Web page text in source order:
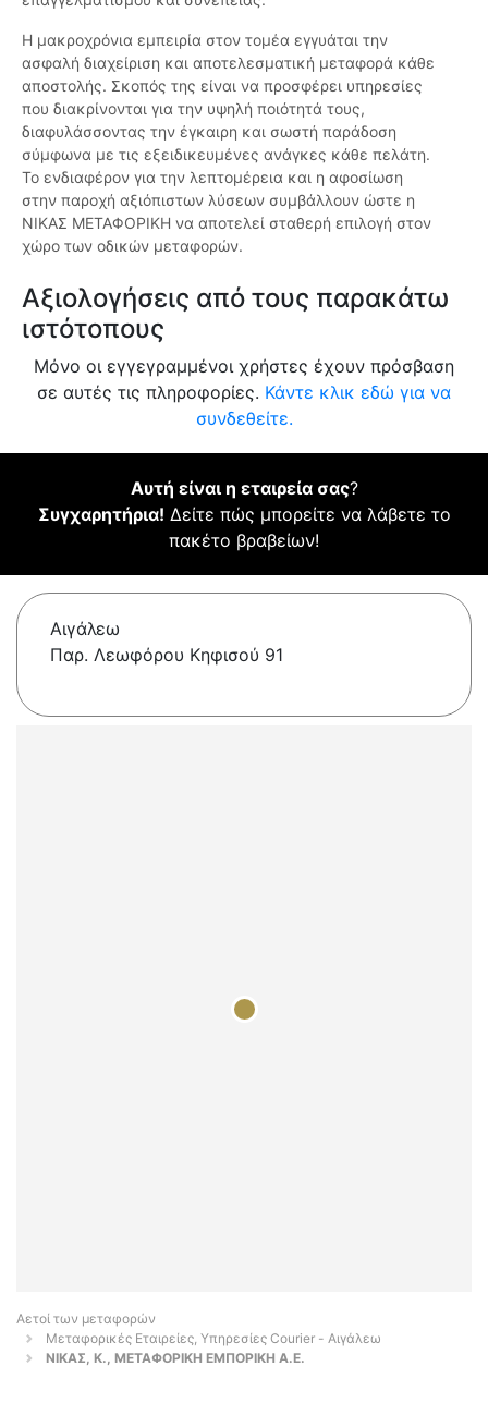
Η μακροχρόνια εμπειρία στον τομέα εγγυάται την
ασφαλή διαχείριση και αποτελεσματική μεταφορά κάθε
αποστολής. Σκοπός της είναι να προσφέρει υπηρεσίες
που διακρίνονται για την υψηλή ποιότητά τους,
διαφυλάσσοντας την έγκαιρη και σωστή παράδοση
σύμφωνα με τις εξειδικευμένες ανάγκες κάθε πελάτη.
Το ενδιαφέρον για την λεπτομέρεια και η αφοσίωση
στην παροχή αξιόπιστων λύσεων συμβάλλουν ώστε η
ΝΙΚΑΣ ΜΕΤΑΦΟΡΙΚΗ να αποτελεί σταθερή επιλογή στον
χώρο των οδικών μεταφορών.
Αξιολογήσεις από τους παρακάτω
ιστότοπους
Μόνο οι εγγεγραμμένοι χρήστες έχουν πρόσβαση
σε αυτές τις πληροφορίες. Κάντε κλικ εδώ για να
συνδεθείτε.
Αυτή είναι η εταιρεία σας?
Συγχαρητήρια! Δείτε πώς μπορείτε να λάβετε το
πακέτο βραβείων!
Αιγάλεω
Παρ. Λεωφόρου Κηφισού 91
Αετοί των μεταφορών
Μεταφορικές Εταιρείες, Υπηρεσίες Courier - Αιγάλεω
ΝΙΚΑΣ, Κ., ΜΕΤΑΦΟΡΙΚΗ ΕΜΠΟΡΙΚΗ Α.Ε.